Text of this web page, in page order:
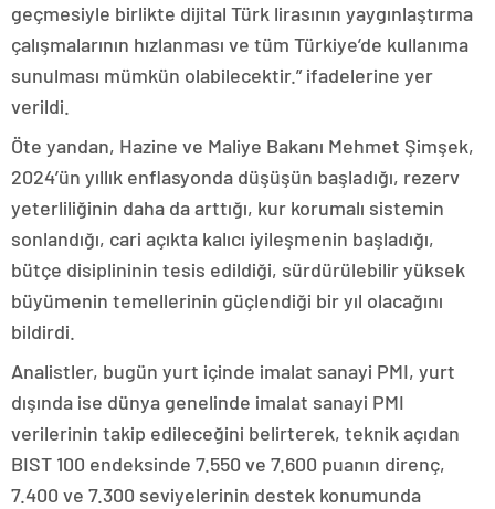
geçmesiyle birlikte dijital Türk lirasının yaygınlaştırma
çalışmalarının hızlanması ve tüm Türkiye’de kullanıma
sunulması mümkün olabilecektir.” ifadelerine yer
verildi.
Öte yandan, Hazine ve Maliye Bakanı Mehmet Şimşek,
2024’ün yıllık enflasyonda düşüşün başladığı, rezerv
yeterliliğinin daha da arttığı, kur korumalı sistemin
sonlandığı, cari açıkta kalıcı iyileşmenin başladığı,
bütçe disiplininin tesis edildiği, sürdürülebilir yüksek
büyümenin temellerinin güçlendiği bir yıl olacağını
bildirdi.
Analistler, bugün yurt içinde imalat sanayi PMI, yurt
dışında ise dünya genelinde imalat sanayi PMI
verilerinin takip edileceğini belirterek, teknik açıdan
BIST 100 endeksinde 7.550 ve 7.600 puanın direnç,
7.400 ve 7.300 seviyelerinin destek konumunda